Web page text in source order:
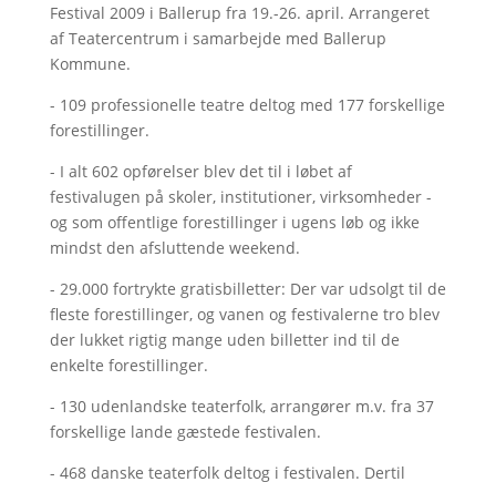
Festival 2009 i Ballerup fra 19.-26. april. Arrangeret
af Teatercentrum i samarbejde med Ballerup
Kommune.
- 109 professionelle teatre deltog med 177 forskellige
forestillinger.
- I alt 602 opførelser blev det til i løbet af
festivalugen på skoler, institutioner, virksomheder -
og som offentlige forestillinger i ugens løb og ikke
mindst den afsluttende weekend.
- 29.000 fortrykte gratisbilletter: Der var udsolgt til de
fleste forestillinger, og vanen og festivalerne tro blev
der lukket rigtig mange uden billetter ind til de
enkelte forestillinger.
- 130 udenlandske teaterfolk, arrangører m.v. fra 37
forskellige lande gæstede festivalen.
- 468 danske teaterfolk deltog i festivalen. Dertil